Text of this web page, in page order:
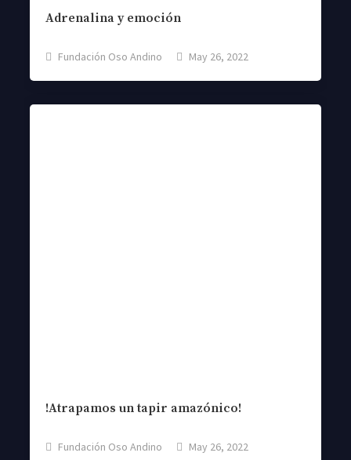
Adrenalina y emoción
Fundación Oso Andino May 26, 2022
!Atrapamos un tapir amazónico!
Fundación Oso Andino May 26, 2022